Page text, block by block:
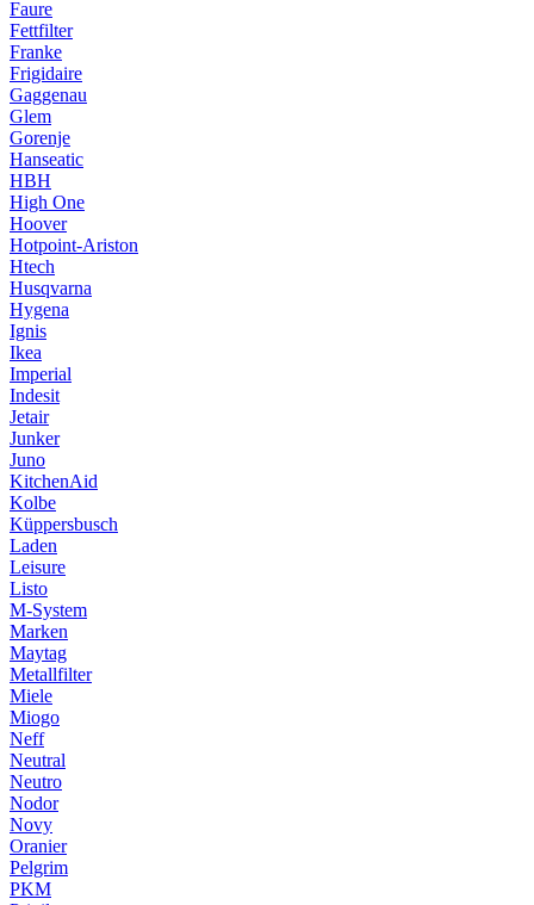
Faure
Fettfilter
Franke
Frigidaire
Gaggenau
Glem
Gorenje
Hanseatic
HBH
High One
Hoover
Hotpoint-Ariston
Htech
Husqvarna
Hygena
Ignis
Ikea
Imperial
Indesit
Jetair
Junker
Juno
KitchenAid
Kolbe
Küppersbusch
Laden
Leisure
Listo
M-System
Marken
Maytag
Metallfilter
Miele
Miogo
Neff
Neutral
Neutro
Nodor
Novy
Oranier
Pelgrim
PKM